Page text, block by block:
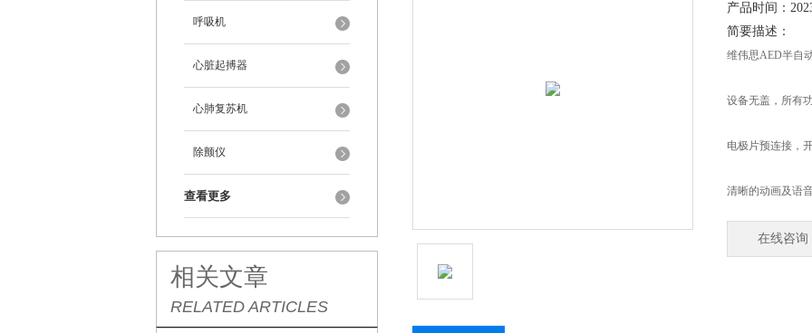
呼吸机
心脏起搏器
心肺复苏机
除颤仪
查看更多
相关文章
RELATED ARTICLES
产品时间：
简要描述：
维伟思AED半自
设备无盖，所有
电极片预连接，
清晰的动画及语
在线咨询